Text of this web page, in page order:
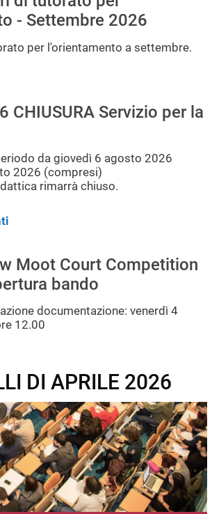
- Settembre 2026
per l'orientamento a settembre.
CHIUSURA Servizio per la
da giovedì 6 agosto 2026
2026 (compresi)
rimarrà chiuso.
Moot Court Competition
bando
documentazione: venerdì 4
12.00
DI APRILE 2026